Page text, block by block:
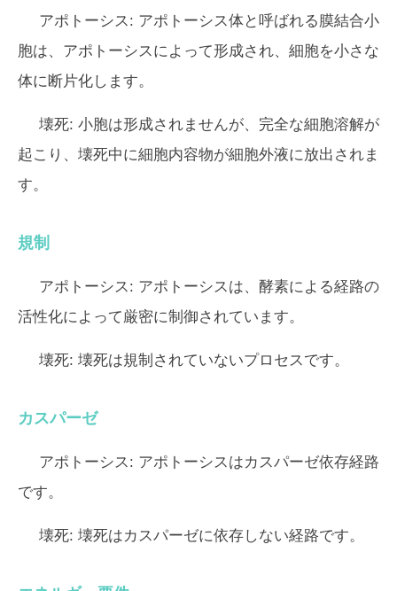
アポトーシス: アポトーシス体と呼ばれる膜結合小
胞は、アポトーシスによって形成され、細胞を小さな
体に断片化します。
壊死: 小胞は形成されませんが、完全な細胞溶解が
起こり、壊死中に細胞内容物が細胞外液に放出されま
す。
規制
アポトーシス: アポトーシスは、酵素による経路の
活性化によって厳密に制御されています。
壊死: 壊死は規制されていないプロセスです。
カスパーゼ
アポトーシス: アポトーシスはカスパーゼ依存経路
です。
壊死: 壊死はカスパーゼに依存しない経路です。